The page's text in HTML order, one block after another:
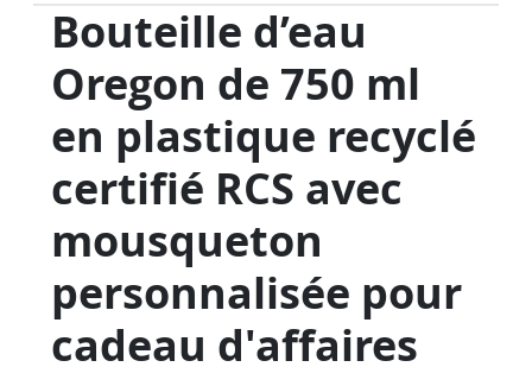
Bouteille d’eau
Oregon de 750 ml
en plastique recyclé
certifié RCS avec
mousqueton
personnalisée pour
cadeau d'affaires